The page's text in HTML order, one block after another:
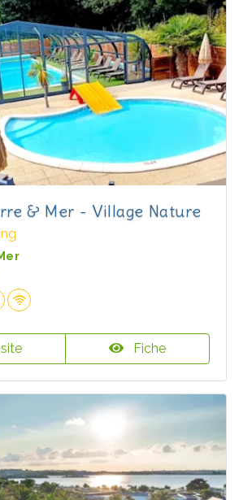
& Mer - Village Nature
Fiche